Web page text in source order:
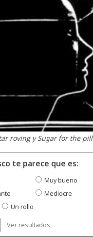
roving y Sugar for the pill
te parece que es:
Muy bueno
Mediocre
Un rollo
Ver resultados